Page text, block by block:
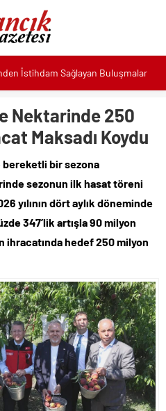
için atıldı
Minik Ev Sahiplerine Sahip
7 Eylül Temalı Ödüllü Resim, Şiir ve
Üretim Gücünü
emekçileri yalnız bırakılmadı
risklerle karşı karşıya
Nektarinde 250
Maksadı Koydu
bir sezona
sezonun ilk hasat töreni
yılının dört aylık döneminde
347’lik artışla 90 milyon
hedef 250 milyon